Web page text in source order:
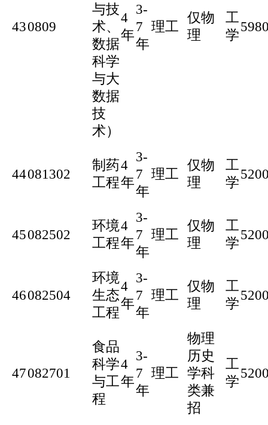
430809
与技
术、
数据
科学
与大
数据
技
术）
4
年
3-
7
年
理工
仅物
理
工
学
44081302
制药
工程
4
年
3-
7
年
理工
仅物
理
工
学
45082502
环境
工程
4
年
3-
7
年
理工
仅物
理
工
学
46082504
环境
生态
工程
4
年
3-
7
年
理工
仅物
理
工
学
47082701
食品
科学
与工
程
4
年
3-
7
年
理工
物理
历史
学科
类兼
招
工
学